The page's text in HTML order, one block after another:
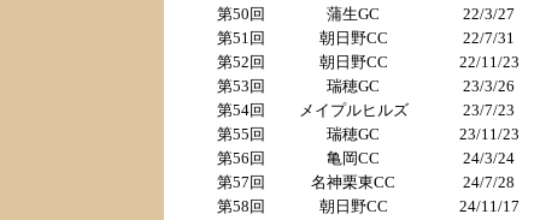
第50回
蒲生GC
22/3/27
第51回
朝日野CC
22/7/31
第52回
朝日野CC
22/11/23
第53回
瑞穂GC
23/3/26
第54回
メイプルヒルズ
23/7/23
第55回
瑞穂GC
23/11/23
第56回
亀岡CC
24/3/24
第57回
名神栗東CC
24/7/28
第58回
朝日野CC
24/11/17